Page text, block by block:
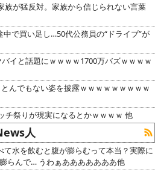
族が猛反対。家族から信じられない言葉
で買い足し…50代公務員の“ドライブ”が
イと話題にｗｗｗｗ1700万バズｗｗｗｗ
んでもない姿を披露ｗｗｗｗｗｗｗｗｗ
チ祭りが現実になるとかｗｗｗｗ 他
人
水を飲むと腹が膨らむって本当？実際に
らんで… うわぁあああああああ他